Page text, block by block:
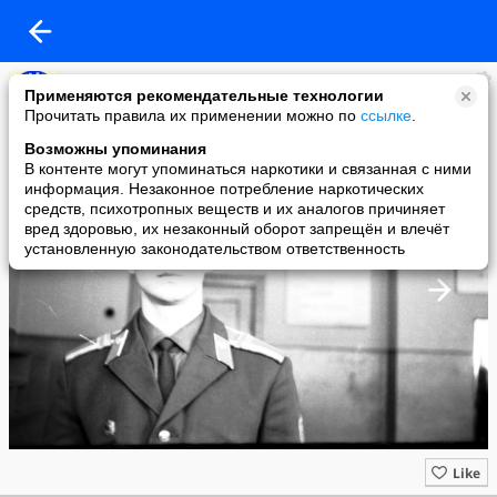
Применяются рекомендательные технологии
Прочитать правила их применении можно по ссылке
Возможны упоминания
В контенте могут упоминаться наркотики и связанная с ними
информация. Незаконное потребление наркотических
средств, психотропных веществ и их аналогов причиняет
вред здоровью, их незаконный оборот запрещён и влечёт
установленную законодательством ответственность
7 рота КВОКДКУ им.М.В.Фрунзе (1970-1974)
added a photo
02 May в 23:39
Like